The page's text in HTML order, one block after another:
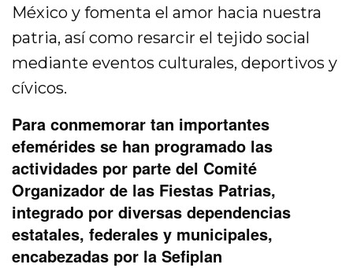
México y fomenta el amor hacia nuestra
patria, así como resarcir el tejido social
mediante eventos culturales, deportivos y
cívicos.
Para conmemorar tan importantes
efemérides se han programado las
actividades por parte del Comité
Organizador de las Fiestas Patrias,
integrado por diversas dependencias
estatales, federales y municipales,
encabezadas por la Sefiplan